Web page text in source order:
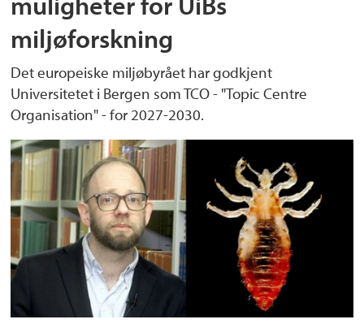
miljøforskning
Det europeiske miljøbyrået har godkjent
Universitetet i Bergen som TCO - "Topic Centre
Organisation" - for 2027-2030.